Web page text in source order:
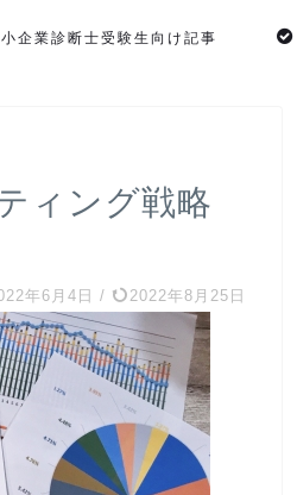
企業診断士受験生向け記事
ィング戦略
年6月4日 / 2022年8月25日